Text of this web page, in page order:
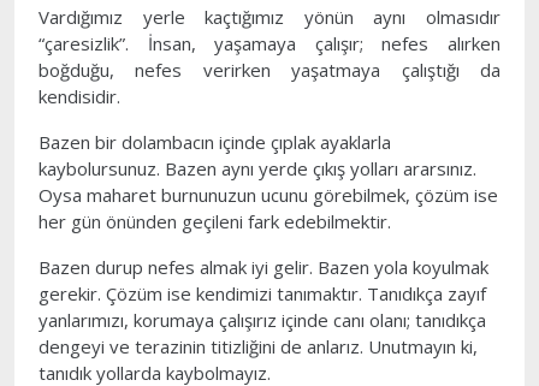
Vardığımız yerle kaçtığımız yönün aynı olmasıdır
“çaresizlik”. İnsan, yaşamaya çalışır; nefes alırken
boğduğu, nefes verirken yaşatmaya çalıştığı da
kendisidir.
Bazen bir dolambacın içinde çıplak ayaklarla
kaybolursunuz. Bazen aynı yerde çıkış yolları ararsınız.
Oysa maharet burnunuzun ucunu görebilmek, çözüm ise
her gün önünden geçileni fark edebilmektir.
Bazen durup nefes almak iyi gelir. Bazen yola koyulmak
gerekir. Çözüm ise kendimizi tanımaktır. Tanıdıkça zayıf
yanlarımızı, korumaya çalışırız içinde canı olanı; tanıdıkça
dengeyi ve terazinin titizliğini de anlarız. Unutmayın ki,
tanıdık yollarda kaybolmayız.